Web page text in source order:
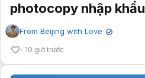
photocopy nhập khẩu
From Beijing with Love ✔
10 giờ trước